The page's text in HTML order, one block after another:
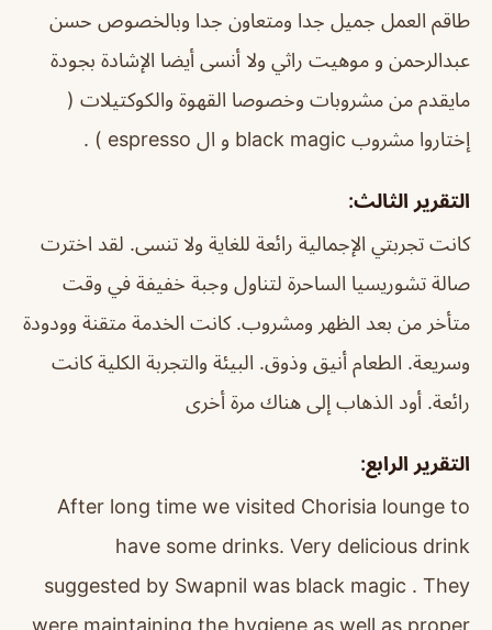
طاقم العمل جميل جدا ومتعاون جدا وبالخصوص حسن
عبدالرحمن و موهيت راثي ولا أنسى أيضا الإشادة بجودة
مايقدم من مشروبات وخصوصا القهوة والكوكتيلات (
إختاروا مشروب black magic و ال espresso ) .
التقرير الثالث:
كانت تجربتي الإجمالية رائعة للغاية ولا تنسى. لقد اخترت
صالة تشوريسيا الساحرة لتناول وجبة خفيفة في وقت
متأخر من بعد الظهر ومشروب. كانت الخدمة متقنة وودودة
وسريعة. الطعام أنيق وذوق. البيئة والتجربة الكلية كانت
رائعة. أود الذهاب إلى هناك مرة أخرى
التقرير الرابع:
After long time we visited Chorisia lounge to
have some drinks. Very delicious drink
suggested by Swapnil was black magic . They
were maintaining the hygiene as well as proper